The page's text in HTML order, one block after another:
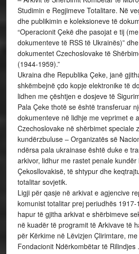
Studimin e Regjimeve Totalitare. Në
dhe publikimin e koleksioneve të
“Operacionit Çekë dhe pasojat e tij
dokumenteve të RSS të Ukrainës)”
dokumentet Czechoslovake të
(1944-1959).”
Ukraina dhe Republika Çeke, janë
shkëmbejnë çdo kopje elektronike të
lidhen me çështjen e dosjeve të
Pala Çeke thotë se është transferuar
dokumenteve në lidhje me veprimet e
Czechoslovake në shërbimet speciale
kundërzbuluse – Organizatës së
ndërsa pala ukrainase është duke e
arkivor, lidhur me rastet penale
Çekosllovakisë, të shtypur dhe
totalitar sovjetik.
Ligji për qasje në arkivat e agjencive
komunist totalitar prej periudhës
hapur të gjitha arkivat e shërbimeve
në kuadër të programit të Arkivave të
për Kërkime në Lëvizjen Çlirimtare,
Fondacionit Ndërkombëtar të Rilindjes .